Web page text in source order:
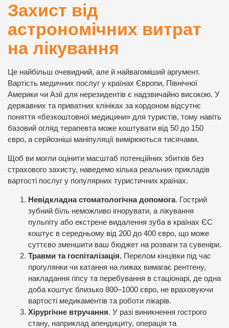
Захист від
астрономічних витрат
на лікування
Це найбільш очевидний, але й найвагоміший аргумент.
Вартість медичних послуг у країнах Європи, Північної
Америки чи Азії для нерезидентів є надзвичайно високою. У
державних та приватних клініках за кордоном відсутнє
поняття «безкоштовної медицини» для туристів, тому навіть
базовий огляд терапевта може коштувати від 50 до 150
євро, а серйозніші маніпуляції вимірюються тисячами.
Щоб ви могли оцінити масштаб потенційних збитків без
страхового захисту, наведемо кілька реальних прикладів
вартості послуг у популярних туристичних країнах.
Невідкладна стоматологічна допомога. Гострий
зубний біль неможливо ігнорувати, а лікування
пульпіту або екстрене видалення зуба в країнах ЄС
коштує в середньому від 200 до 400 євро, що може
суттєво зменшити ваш бюджет на розваги та сувеніри.
Травми та госпіталізація. Перелом кінцівки під час
прогулянки чи катання на лижах вимагає рентгену,
накладання гіпсу та перебування в стаціонарі, де одна
доба коштує близько 800–1000 євро, не враховуючи
вартості медикаментів та роботи лікарів.
Хірургічне втручання. У разі виникнення гострого
стану, наприклад апендициту, операція та